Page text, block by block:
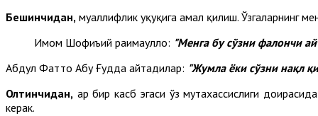
Бешинчидан, муаллифлик ҳуқуқига амал қилиш. Ўзгаларнинг
Имом Шофиъий раҳимаҳуллоҳ: "Менга бу сўзни фалончи
Абдул Фаттоҳ Абу Ғудда айтадилар: "Жумла ёки сўзни нақл
Олтинчидан, ҳар бир касб эгаси ўз мутахассислиги
керак.